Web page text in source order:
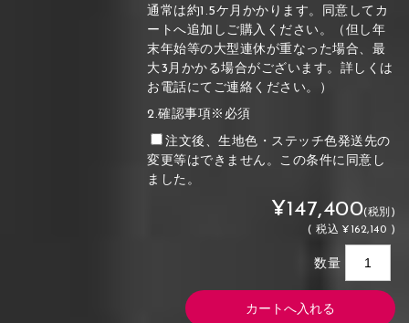
通常は約1.5ケ月かかります。同意してカ
ートへ追加しご購入ください。（但し年
末年始等の大型連休が重なった場合、最
大3月かかる場合がございます。詳しくは
お電話にてご連絡ください。）
2.確認事項※必須
注文後、生地色・ステッチ色発送先の
変更等はできません。この条件に同意し
ました。
¥147,400(税別)
(税込 ¥162,140 )
数量